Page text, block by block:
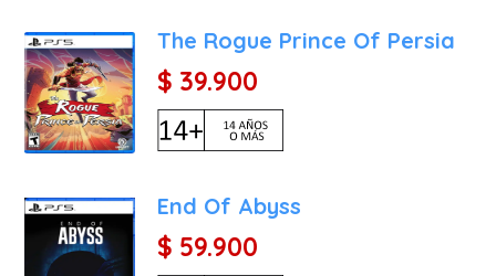
The Rogue Prince Of Persia
$ 39.900
End Of Abyss
$ 59.900